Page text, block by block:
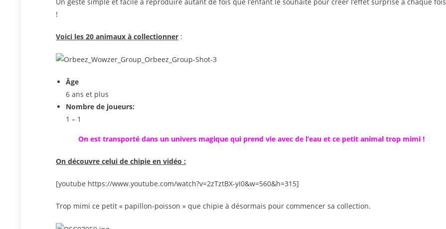
!
Voici les 20 animaux à collectionner :
Âge
6 ans et plus
Nombre de joueurs:
1 – 1
On est transporté dans un univers magique qui prend vie avec de l’eau et ce petit animal trop mimi !
On découvre celui de chipie en vidéo :
[youtube https://www.youtube.com/watch?v=2zTztBX-yI0&w=560&h=315]
Trop mimi ce petit « papillon-poisson » que chipie à désormais pour commencer sa collection.